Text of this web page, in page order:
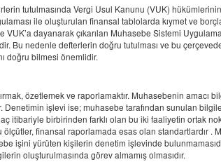
tutulmasında Vergi Usul Kanunu (VUK)
ile oluşturulan finansal tablolarda kıymet ve
dayanarak çıkarılan Muhasebe Sistemi
Bu nedenle defterlerin doğru tutulması ve bu
doğru bilmesi önemlidir.
özetlemek ve raporlamaktır. Muhasebenin amacı
Denetimin işlevi ise; muhasebe tarafından sunulan
itibariyle birbirinden farklı olan bu iki faaliyetin ortak
finansal raporlamada esas olan standartlardır .
işini yürüten kişilerin denetim işlevinde
oluşturulmasında görev almamış olmasıdır.